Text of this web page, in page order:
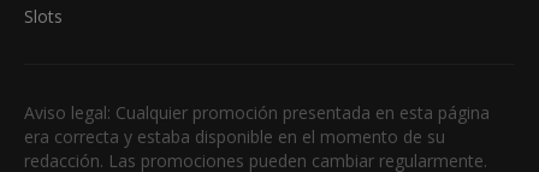
Slots
Aviso legal: Cualquier promoción presentada en esta página
era correcta y estaba disponible en el momento de su
redacción. Las promociones pueden cambiar regularmente.